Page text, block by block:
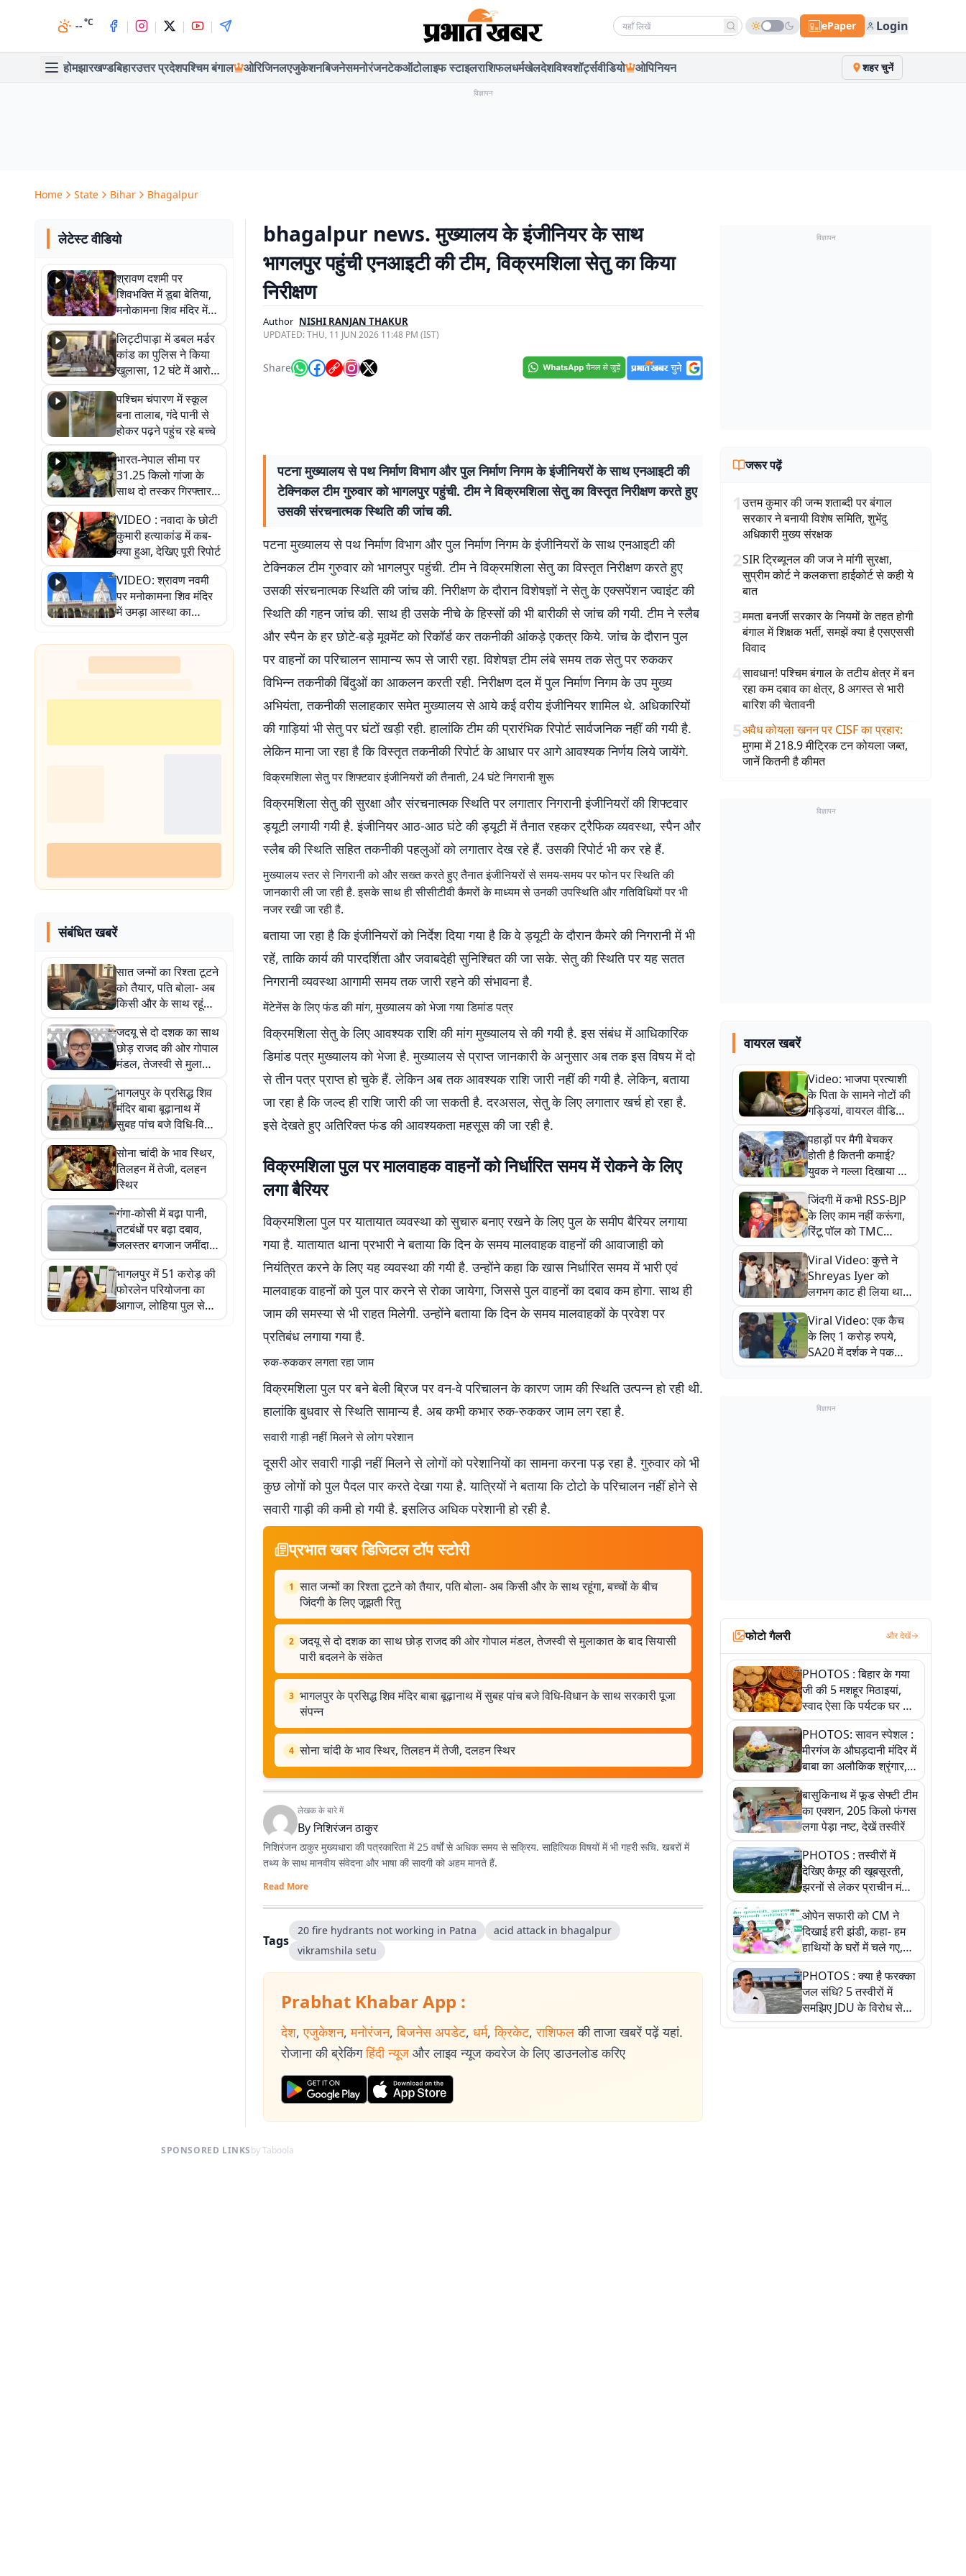
--°C | | | | Search news ePaper Login
होमझारखण्डबिहारउत्तर प्रदेशपश्चिम बंगाल ओरिजिनलएजुकेशनबिजनेसमनोरंजनटेकऑटोलाइफ स्टाइलराशिफलधर्मखेलदेशविश्वशॉर्ट्सवीडियो ओपिनियन शहर चुनें
विज्ञापन
Home State Bihar Bhagalpur
लेटेस्ट वीडियो
श्रावण दशमी पर
शिवभक्ति में डूबा बेतिया,
मनोकामना शिव मंदिर में
हुआ भव्य श्रृंगार
लिट्टीपाड़ा में डबल मर्डर
कांड का पुलिस ने किया
खुलासा, 12 घंटे में आरोपी
गिरफ्तार
पश्चिम चंपारण में स्कूल
बना तालाब, गंदे पानी से
होकर पढ़ने पहुंच रहे बच्चे
भारत-नेपाल सीमा पर
31.25 किलो गांजा के
साथ दो तस्कर गिरफ्तार,
नेपाली नंबर की बाइक
जब्त
VIDEO : नवादा के छोटी
कुमारी हत्याकांड में कब-
क्या हुआ, देखिए पूरी रिपोर्ट
VIDEO: श्रावण नवमी
पर मनोकामना शिव मंदिर
में उमड़ा आस्था का
सैलाब, हर-हर महादेव के
जयघोष से गूंजा परिसर
संबंधित खबरें
सात जन्मों का रिश्ता टूटने
को तैयार, पति बोला- अब
किसी और के साथ रहूंगा,
बच्चों के बीच जिंदगी के
लिए जूझती रितु
जदयू से दो दशक का साथ
छोड़ राजद की ओर गोपाल
मंडल, तेजस्वी से मुलाकात
के बाद सियासी पारी
बदलने के संकेत
भागलपुर के प्रसिद्ध शिव
मंदिर बाबा बूढ़ानाथ में
सुबह पांच बजे विधि-विधान
के साथ सरकारी पूजा
संपन्न
सोना चांदी के भाव स्थिर,
तिलहन में तेजी, दलहन
स्थिर
गंगा-कोसी में बढ़ा पानी,
तटबंधों पर बढ़ा दबाव,
जलस्तर बगजान जमींदारी
बांध पर चेतावनी स्तर पार
भागलपुर में 51 करोड़ की
फोरलेन परियोजना का
आगाज, लोहिया पुल से
NH-80 बायपास तक
bhagalpur news. मुख्यालय के इंजीनियर के साथ
भागलपुर पहुंची एनआइटी की टीम, विक्रमशिला सेतु का किया
निरीक्षण
Author NISHI RANJAN THAKUR
UPDATED:THU, 11 JUN 2026 11:48 PM (IST)
Share
पटना मुख्यालय से पथ निर्माण विभाग और पुल निर्माण निगम के इंजीनियरों के साथ एनआइटी की
टेक्निकल टीम गुरुवार को भागलपुर पहुंची. टीम ने विक्रमशिला सेतु का विस्तृत निरीक्षण करते हुए
उसकी संरचनात्मक स्थिति की जांच की.
पटना मुख्यालय से पथ निर्माण विभाग और पुल निर्माण निगम के इंजीनियरों के साथ एनआइटी की
टेक्निकल टीम गुरुवार को भागलपुर पहुंची. टीम ने विक्रमशिला सेतु का विस्तृत निरीक्षण करते हुए
उसकी संरचनात्मक स्थिति की जांच की. निरीक्षण के दौरान विशेषज्ञों ने सेतु के एक्सपेंशन ज्वाइंट की
स्थिति की गहन जांच की. साथ ही उसके नीचे के हिस्सों की भी बारीकी से जांच की गयी. टीम ने स्लैब
और स्पैन के हर छोटे-बड़े मूवमेंट को रिकॉर्ड कर तकनीकी आंकड़े एकत्र किये. जांच के दौरान पुल
पर वाहनों का परिचालन सामान्य रूप से जारी रहा. विशेषज्ञ टीम लंबे समय तक सेतु पर रुककर
विभिन्न तकनीकी बिंदुओं का आकलन करती रही. निरीक्षण दल में पुल निर्माण निगम के उप मुख्य
अभियंता, तकनीकी सलाहकार समेत मुख्यालय से आये कई वरीय इंजीनियर शामिल थे. अधिकारियों
की गाड़ियां भी सेतु पर घंटों खड़ी रही. हालांकि टीम की प्रारंभिक रिपोर्ट सार्वजनिक नहीं की गयी है.
लेकिन माना जा रहा है कि विस्तृत तकनीकी रिपोर्ट के आधार पर आगे आवश्यक निर्णय लिये जायेंगे.
विक्रमशिला सेतु पर शिफ्टवार इंजीनियरों की तैनाती, 24 घंटे निगरानी शुरू
विक्रमशिला सेतु की सुरक्षा और संरचनात्मक स्थिति पर लगातार निगरानी इंजीनियरों की शिफ्टवार
ड्यूटी लगायी गयी है. इंजीनियर आठ-आठ घंटे की ड्यूटी में तैनात रहकर ट्रैफिक व्यवस्था, स्पैन और
स्लैब की स्थिति सहित तकनीकी पहलुओं को लगातार देख रहे हैं. उसकी रिपोर्ट भी कर रहे हैं.
मुख्यालय स्तर से निगरानी को और सख्त करते हुए तैनात इंजीनियरों से समय-समय पर फोन पर स्थिति की
जानकारी ली जा रही है. इसके साथ ही सीसीटीवी कैमरों के माध्यम से उनकी उपस्थिति और गतिविधियों पर भी
नजर रखी जा रही है.
बताया जा रहा है कि इंजीनियरों को निर्देश दिया गया है कि वे ड्यूटी के दौरान कैमरे की निगरानी में भी
रहें, ताकि कार्य की पारदर्शिता और जवाबदेही सुनिश्चित की जा सके. सेतु की स्थिति पर यह सतत
निगरानी व्यवस्था आगामी समय तक जारी रहने की संभावना है.
मेंटेनेंस के लिए फंड की मांग, मुख्यालय को भेजा गया डिमांड पत्र
विक्रमशिला सेतु के लिए आवश्यक राशि की मांग मुख्यालय से की गयी है. इस संबंध में आधिकारिक
डिमांड पत्र मुख्यालय को भेजा है. मुख्यालय से प्राप्त जानकारी के अनुसार अब तक इस विषय में दो
से तीन पत्र प्राप्त हो चुके हैं. लेकिन अब तक आवश्यक राशि जारी नहीं की गयी है. लेकिन, बताया
जा रहा है कि जल्द ही राशि जारी की जा सकती है. दरअसल, सेतु के लिए लगातार खर्च हो रहा है.
इसे देखते हुए अतिरिक्त फंड की आवश्यकता महसूस की जा रही है.
विक्रमशिला पुल पर मालवाहक वाहनों को निर्धारित समय में रोकने के लिए
लगा बैरियर
विक्रमशिला पुल पर यातायात व्यवस्था को सुचारु बनाए रखने के लिए पुल के समीप बैरियर लगाया
गया है. यातायात थाना प्रभारी ने बताया कि दिन के समय मालवाहक वाहनों की आवाजाही को
नियंत्रित करने के लिए यह व्यवस्था की गयी है. उन्होंने कहा कि खास निर्धारित समय में भारी एवं
मालवाहक वाहनों को पुल पार करने से रोका जायेगा, जिससे पुल वाहनों का दबाव कम होगा. साथ ही
जाम की समस्या से भी राहत मिलेगी. उन्होंने बताया कि दिन के समय मालवाहकों के प्रवेश पर
प्रतिबंध लगाया गया है.
रुक-रुककर लगता रहा जाम
विक्रमशिला पुल पर बने बेली ब्रिज पर वन-वे परिचालन के कारण जाम की स्थिति उत्पन्न हो रही थी.
हालांकि बुधवार से स्थिति सामान्य है. अब कभी कभार रुक-रुककर जाम लग रहा है.
सवारी गाड़ी नहीं मिलने से लोग परेशान
दूसरी ओर सवारी गाड़ी नहीं मिलने से लोगों को परेशानियों का सामना करना पड़ रहा है. गुरुवार को भी
कुछ लोगों को पुल पैदल पार करते देखा गया है. यात्रियों ने बताया कि टोटो के परिचालन नहीं होने से
सवारी गाड़ी की कमी हो गयी है. इसलिउ अधिक परेशानी हो रही है.
प्रभात खबर डिजिटल टॉप स्टोरी
1 सात जन्मों का रिश्ता टूटने को तैयार, पति बोला- अब किसी और के साथ रहूंगा, बच्चों के बीच
जिंदगी के लिए जूझती रितु
2 जदयू से दो दशक का साथ छोड़ राजद की ओर गोपाल मंडल, तेजस्वी से मुलाकात के बाद सियासी
पारी बदलने के संकेत
3 भागलपुर के प्रसिद्ध शिव मंदिर बाबा बूढ़ानाथ में सुबह पांच बजे विधि-विधान के साथ सरकारी पूजा
संपन्न
4 सोना चांदी के भाव स्थिर, तिलहन में तेजी, दलहन स्थिर
लेखक के बारे में
Byनिशिरंजन ठाकुर
निशिरंजन ठाकुर मुख्यधारा की पत्रकारिता में 25 वर्षों से अधिक समय से सक्रिय. साहित्यिक विषयों में भी गहरी रूचि. खबरों में
तथ्य के साथ मानवीय संवेदना और भाषा की सादगी को अहम मानते हैं.
Read More
Tags
20 fire hydrants not working in Patna
acid attack in bhagalpur
vikramshila setu
Prabhat Khabar App :
देश, एजुकेशन, मनोरंजन, बिजनेस अपडेट, धर्म, क्रिकेट, राशिफल की ताजा खबरें पढ़ें यहां.
रोजाना की ब्रेकिंग हिंदी न्यूज और लाइव न्यूज कवरेज के लिए डाउनलोड करिए
विज्ञापन
जरूर पढ़ें
1उत्तम कुमार की जन्म शताब्दी पर बंगाल
सरकार ने बनायी विशेष समिति, शुभेंदु
अधिकारी मुख्य संरक्षक
2SIR ट्रिब्यूनल की जज ने मांगी सुरक्षा,
सुप्रीम कोर्ट ने कलकत्ता हाईकोर्ट से कही ये
बात
3ममता बनर्जी सरकार के नियमों के तहत होगी
बंगाल में शिक्षक भर्ती, समझें क्या है एसएससी
विवाद
4सावधान! पश्चिम बंगाल के तटीय क्षेत्र में बन
रहा कम दबाव का क्षेत्र, 8 अगस्त से भारी
बारिश की चेतावनी
5अवैध कोयला खनन पर CISF का प्रहार:
मुगमा में 218.9 मीट्रिक टन कोयला जब्त,
जानें कितनी है कीमत
विज्ञापन
वायरल खबरें
Video: भाजपा प्रत्याशी
के पिता के सामने नोटों की
गड्डियां, वायरल वीडियो
से राजनीति में उबाल,
अजित महतो बोले- TMC
की गंदी चाल
पहाड़ों पर मैगी बेचकर
होती है कितनी कमाई?
युवक ने गल्ला दिखाया तो
नौकरी वालों के खड़े हो गए
कान
जिंदगी में कभी RSS-BJP
के लिए काम नहीं करूंगा,
रिंटू पॉल को TMC
ऑफिस में ले जाकर पीटा,
Video वायरल
Viral Video: कुत्ते ने
Shreyas Iyer को
लगभग काट ही लिया था,
न्यूजीलैंड सीरीज से पहले
बाल-बाल बचे
Viral Video: एक कैच
के लिए 1 करोड़ रुपये,
SA20 में दर्शक ने पकड़ा
एक हाथ से गजब का कैच
विज्ञापन
फोटो गैलरी और देखें
PHOTOS : बिहार के गया
जी की 5 मशहूर मिठाइयां,
स्वाद ऐसा कि पर्यटक घर ले
जाना नहीं भूलते, तस्वीरों में
देखें
PHOTOS: सावन स्पेशल :
मीरगंज के औघड़दानी मंदिर में
बाबा का अलौकिक श्रृंगार,
तस्वीरों में देखें महादेव के कई
मनमोहक स्वरूप
बासुकिनाथ में फूड सेफ्टी टीम
का एक्शन, 205 किलो फंगस
लगा पेड़ा नष्ट, देखें तस्वीरें
PHOTOS : तस्वीरों में
देखिए कैमूर की खूबसूरती,
झरनों से लेकर प्राचीन मंदिरों
तक प्रकृति और आस्था का
अद्भुत संगम
ओपेन सफारी को CM ने
दिखाई हरी झंडी, कहा- हम
हाथियों के घरों में चले गए,
देखें तस्वीरें
PHOTOS : क्या है फरक्का
जल संधि? 5 तस्वीरों में
समझिए JDU के विरोध से
लेकर बिहार पर असर तक
SPONSORED LINKSby Taboola